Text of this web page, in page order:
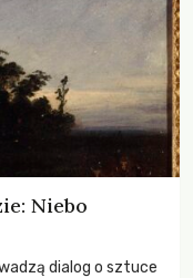
Niebo
dialog o sztuce